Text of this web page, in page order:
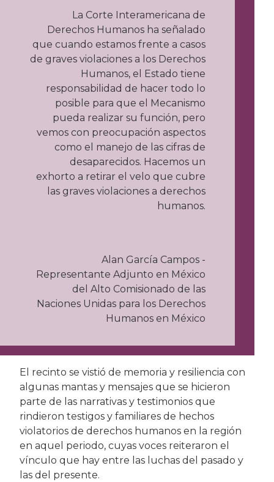
La Corte Interamericana de
Derechos Humanos ha señalado
que cuando estamos frente a casos
de graves violaciones a los Derechos
Humanos, el Estado tiene
responsabilidad de hacer todo lo
posible para que el Mecanismo
pueda realizar su función, pero
vemos con preocupación aspectos
como el manejo de las cifras de
desaparecidos. Hacemos un
exhorto a retirar el velo que cubre
las graves violaciones a derechos
humanos.
Alan García Campos -
Representante Adjunto en México
del Alto Comisionado de las
Naciones Unidas para los Derechos
Humanos en México
El recinto se vistió de memoria y resiliencia con
algunas mantas y mensajes que se hicieron
parte de las narrativas y testimonios que
rindieron testigos y familiares de hechos
violatorios de derechos humanos en la región
en aquel periodo, cuyas voces reiteraron el
vínculo que hay entre las luchas del pasado y
las del presente.